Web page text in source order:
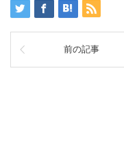
前の記事